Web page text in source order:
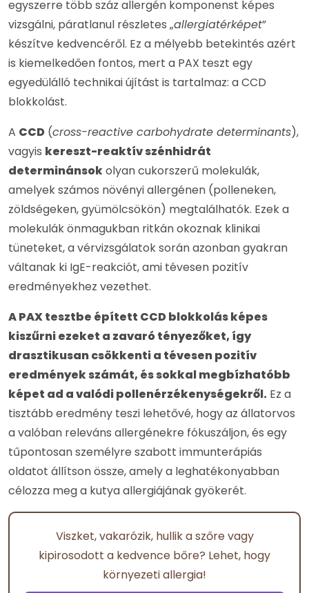
egyszerre több száz allergén komponenst képes
vizsgálni, páratlanul részletes „allergiatérképet”
készítve kedvencéről. Ez a mélyebb betekintés azért
is kiemelkedően fontos, mert a PAX teszt egy
egyedülálló technikai újítást is tartalmaz: a CCD
blokkolást.
A CCD (cross-reactive carbohydrate determinants),
vagyis kereszt-reaktív szénhidrát
determinánsokolyan cukorszerű molekulák,
amelyek számos növényi allergénen (polleneken,
zöldségeken, gyümölcsökön) megtalálhatók. Ezek a
molekulák önmagukban ritkán okoznak klinikai
tüneteket, a vérvizsgálatok során azonban gyakran
váltanak ki IgE-reakciót, ami tévesen pozitív
eredményekhez vezethet.
A PAX tesztbe épített CCD blokkolás képes
kiszűrni ezeket a zavaró tényezőket, így
drasztikusan csökkenti a tévesen pozitív
eredmények számát, és sokkal megbízhatóbb
képet ad a valódi pollenérzékenységekről. Ez a
tisztább eredmény teszi lehetővé, hogy az állatorvos
a valóban releváns allergénekre fókuszáljon, és egy
tűpontosan személyre szabott immunterápiás
oldatot állítson össze, amely a leghatékonyabban
célozza meg a kutya allergiájának gyökerét.
Viszket, vakarózik, hullik a szőre vagy
kipirosodott a kedvence bőre? Lehet, hogy
környezeti allergia!